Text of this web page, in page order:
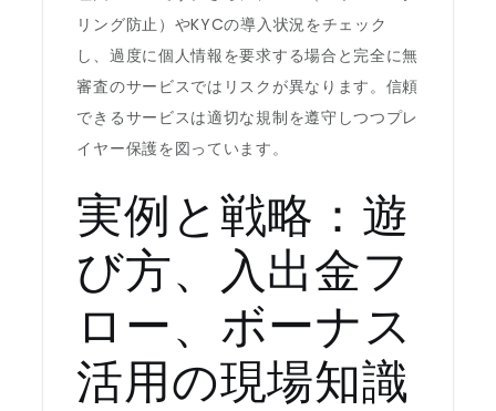
リング防止）やKYCの導入状況をチェック
し、過度に個人情報を要求する場合と完全に無
審査のサービスではリスクが異なります。信頼
できるサービスは適切な規制を遵守しつつプレ
イヤー保護を図っています。
実例と戦略：遊
び方、入出金フ
ロー、ボーナス
活用の現場知識